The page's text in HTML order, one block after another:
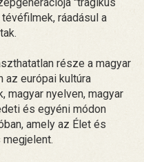
ráadásul a
része a magyar
az európai kultúra
magyar nyelven, magyar
és egyéni módon
amely az Élet és